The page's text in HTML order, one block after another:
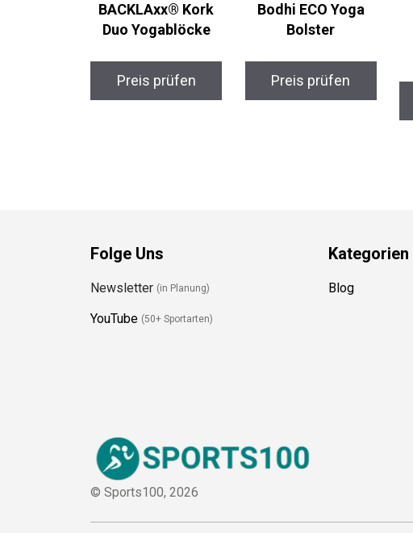
BACKLAxx® Kork
Duo Yogablöcke
Preis prüfen
Bodhi ECO Yoga
Bolster
Preis prüfen
Folge Uns
Newsletter(in Planung)
YouTube (50+ Sportarten)
Kategorien
Blog
© Sports100, 2026